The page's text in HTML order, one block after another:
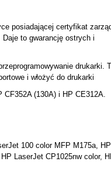
posiadającej certyfikat
to gwarancję ostrych i
drukarki.
i włożyć do drukarki
CF352A (130A) i HP CE312A.
100 color MFP M175a, HP
LaserJet CP1025nw color,